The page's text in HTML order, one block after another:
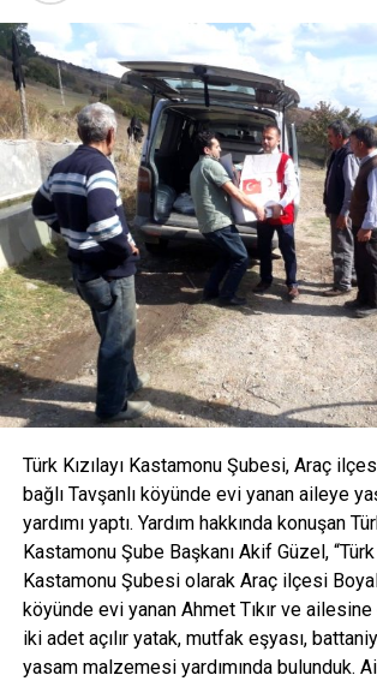
Türk Kızılayı Kastamonu Şubesi, Araç
bağlı Tavşanlı köyünde evi yanan aileye
yardımı yaptı. Yardım hakkında konuşan
Kastamonu Şube Başkanı Akif Güzel, “Türk
Kastamonu Şubesi olarak Araç ilçesi
köyünde evi yanan Ahmet Tıkır ve
iki adet açılır yatak, mutfak eşyası,
yasam malzemesi yardımında bulunduk.